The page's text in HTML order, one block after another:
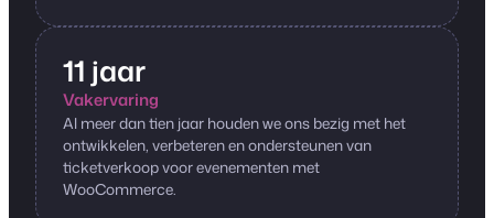
11 jaar
Vakervaring
Al meer dan tien jaar houden we ons bezig met het
ontwikkelen, verbeteren en ondersteunen van
ticketverkoop voor evenementen met
WooCommerce.